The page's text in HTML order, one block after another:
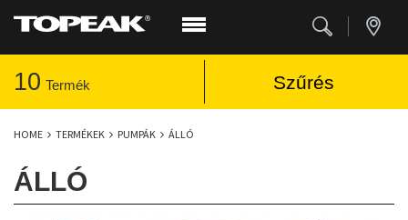
10 Termék Szűrés
HOME TERMÉKEK PUMPÁK ÁLLÓ
ÁLLÓ